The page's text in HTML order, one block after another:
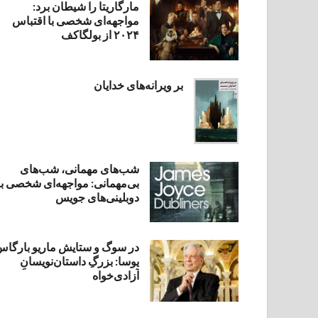
مارگاریتا را شیطان برد:
مواجهه‌ای شخصی با اقتباس
۲۰۲۴ از بولگاکف
بر ویرانه‌های خدایان
شب‌های مهمانی، شب‌های
بی‌مهمانی: مواجهه‌ای شخصی
دوبلینی‌های جویس
در سوگ و ستایش ماریو
یوسا: بزرگِ داستان‌نویسانِ
آزادی‌خواه